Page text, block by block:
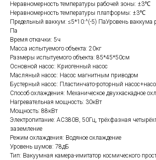
Неравномерность температуры рабочей зоны: ±3℃
Неравномерность температуры платформы: ±3℃
Предельный ваккум: ≤5*10:^(-5) ПаУровень ваккума
Па
Время откачки: 5ч
Масса испытуемого объекта: 20кг
Размеры испытуемого объекта: 85*45*50см
Основной насос: Криогенный насос
Масляный насос: Насос магнитным приводом
Бустерный насос: Пластинчато-роторный
Способ охлаждения: Механическое двухкаскадное
Нагревательная мощность: 30кВт
Мощность: 88кВт
Электропитание: АС380В, 50Гц, трёхфазная
заземление
Режим охлаждения: Водяное охлаждение
Уровень шумов: 78дБ
Тип: Вакуумная камера-имитатор космического